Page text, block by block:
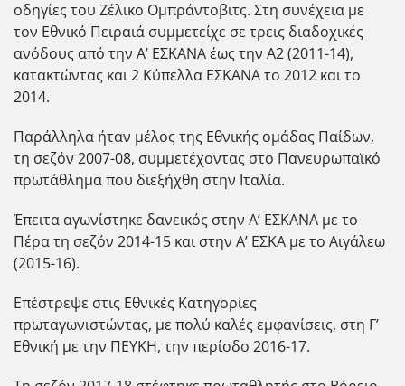
οδηγίες του Ζέλικο Ομπράντοβιτς. Στη συνέχεια με
τον Εθνικό Πειραιά συμμετείχε σε τρεις διαδοχικές
ανόδους από την Α’ ΕΣΚΑΝΑ έως την Α2 (2011-14),
κατακτώντας και 2 Κύπελλα ΕΣΚΑΝΑ το 2012 και το
2014.
Παράλληλα ήταν μέλος της Εθνικής ομάδας Παίδων,
τη σεζόν 2007-08, συμμετέχοντας στο Πανευρωπαϊκό
πρωτάθλημα που διεξήχθη στην Ιταλία.
Έπειτα αγωνίστηκε δανεικός στην Α’ ΕΣΚΑΝΑ με το
Πέρα τη σεζόν 2014-15 και στην Α’ ΕΣΚΑ με το Αιγάλεω
(2015-16).
Επέστρεψε στις Εθνικές Κατηγορίες
πρωταγωνιστώντας, με πολύ καλές εμφανίσεις, στη Γ’
Εθνική με την ΠΕΥΚΗ, την περίοδο 2016-17.